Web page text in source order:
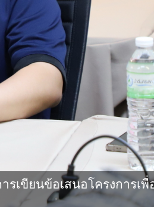
เขียนข้อเสนอโครงการเ